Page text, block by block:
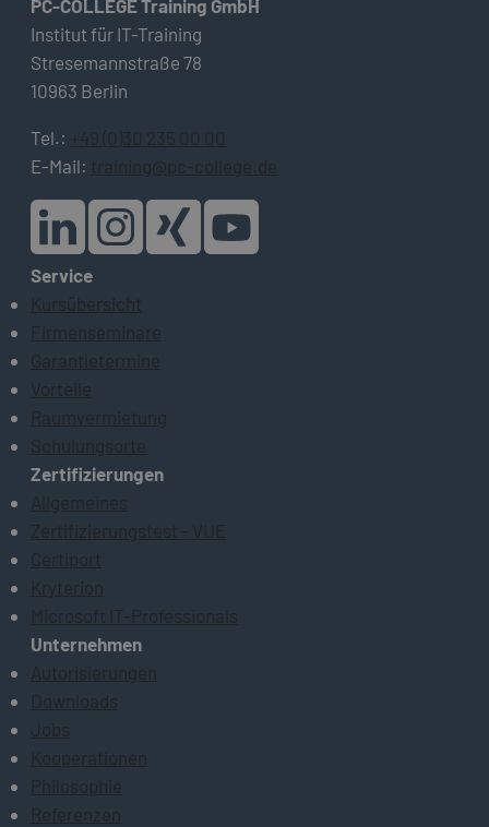
PC-COLLEGE Training GmbH
Institut für IT-Training
Stresemannstraße 78
10963 Berlin
Tel.: +49 (0)30 235 00 00
E-Mail: training@pc-college.de
Service
Kursübersicht
Firmenseminare
Garantietermine
Vorteile
Raumvermietung
Schulungsorte
Zertifizierungen
Allgemeines
Zertifizierungstest - VUE
Certiport
Kryterion
Microsoft IT-Professionals
Unternehmen
Autorisierungen
Downloads
Jobs
Kooperationen
Philosophie
Referenzen